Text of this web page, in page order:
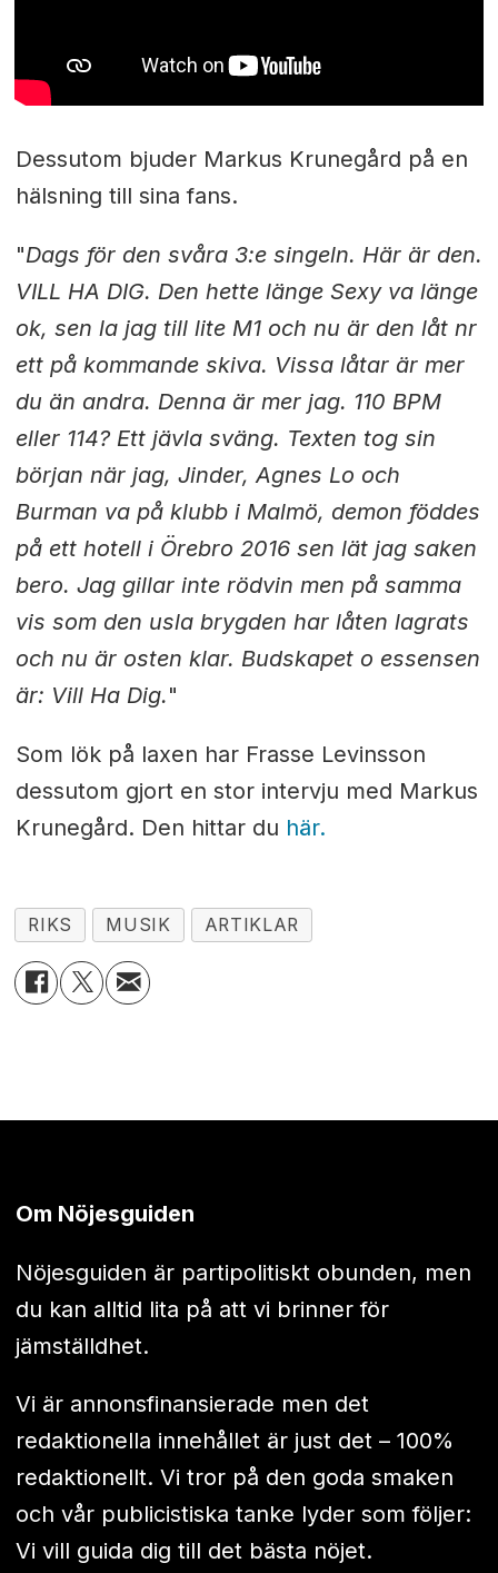
Dessutom bjuder Markus Krunegård på en
hälsning till sina fans.
"Dags för den svåra 3:e singeln. Här är den.
VILL HA DIG. Den hette länge Sexy va länge
ok, sen la jag till lite M1 och nu är den låt nr
ett på kommande skiva. Vissa låtar är mer
du än andra. Denna är mer jag. 110 BPM
eller 114? Ett jävla sväng. Texten tog sin
början när jag, Jinder, Agnes Lo och
Burman va på klubb i Malmö, demon föddes
på ett hotell i Örebro 2016 sen lät jag saken
bero. Jag gillar inte rödvin men på samma
vis som den usla brygden har låten lagrats
och nu är osten klar. Budskapet o essensen
är: Vill Ha Dig."
Som lök på laxen har Frasse Levinsson
dessutom gjort en stor intervju med Markus
Krunegård. Den hittar du här.
RIKS MUSIK ARTIKLAR
Om Nöjesguiden
Nöjesguiden är partipolitiskt obunden, men
du kan alltid lita på att vi brinner för
jämställdhet.
Vi är annonsfinansierade men det
redaktionella innehållet är just det – 100%
redaktionellt. Vi tror på den goda smaken
och vår publicistiska tanke lyder som följer:
Vi vill guida dig till det bästa nöjet.